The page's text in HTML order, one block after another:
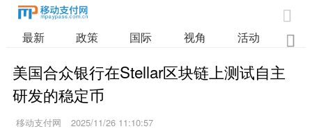

最新 政策 国际 视角 活动 业

美国合众银行在Stellar区块链上测试自主
研发的稳定币
移动支付网 2025/11/26 11:10:57